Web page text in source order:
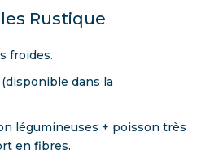
Rustique
froides.
dans la
légumineuses + poisson très
en fibres.